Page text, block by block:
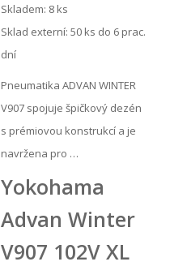
Skladem: 8 ks
Sklad externí: 50 ks do 6 prac.
dní
Pneumatika ADVAN WINTER
V907 spojuje špičkový dezén
s prémiovou konstrukcí a je
navržena pro …
Yokohama
Advan Winter
V907 102V XL